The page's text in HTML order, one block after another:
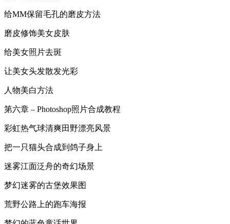
给MM保留毛孔的磨皮方法
磨皮修饰美女皮肤
给美女照片去斑
让美女头发散发光彩
人物美白方法
第六章 – Photoshop照片合成教程
彩虹热气球清爽田野漂亮风景
把一只猫头合成到鸽子身上
迷雾江面泛舟的奇幻场景
梦幻迷雾的古堡效果图
荒野公路上的跑车海报